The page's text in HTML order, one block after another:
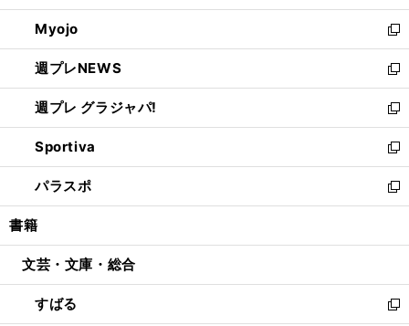
開
く
ウ
で
開
く
ン
ド
ウ
で
開
く
ウ
ィ
ン
ド
ウ
で
開
く
Myojo
新
し
い
ウ
ィ
ン
ド
ウ
で
開
週プレNEWS
新
し
い
ウ
ィ
ン
ド
ウ
開
週プレ グラジャパ!
新
し
い
ウ
ィ
ン
ウ
開
く
Sportiva
新
し
い
ウ
ン
ウ
で
パラスポ
新
し
ウ
ン
ド
書籍
文芸・文庫・総合
すばる
新